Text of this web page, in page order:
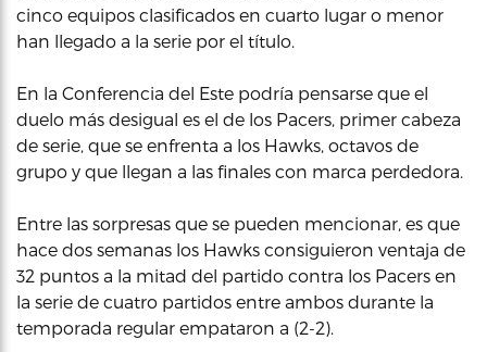
cinco equipos clasificados en cuarto lugar o menor
han llegado a la serie por el título.
En la Conferencia del Este podría pensarse que el
duelo más desigual es el de los Pacers, primer cabeza
de serie, que se enfrenta a los Hawks, octavos de
grupo y que llegan a las finales con marca perdedora.
Entre las sorpresas que se pueden mencionar, es que
hace dos semanas los Hawks consiguieron ventaja de
32 puntos a la mitad del partido contra los Pacers en
la serie de cuatro partidos entre ambos durante la
temporada regular empataron a (2-2).